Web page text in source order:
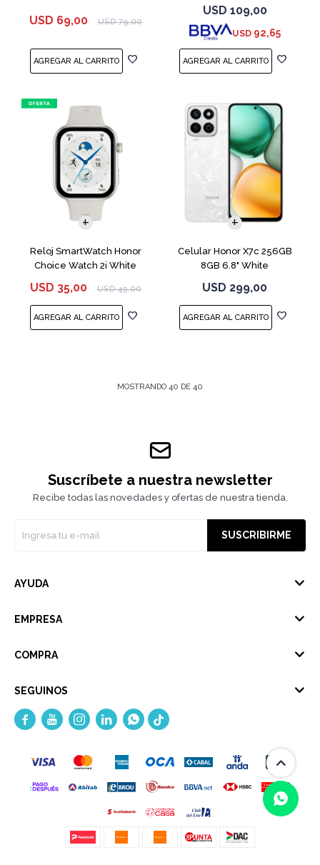
USD 69,00 USD 79,00
Machine White
USD 109,00
USD 92,65
Reloj SmartWatch Honor
Choice Watch 2i White
USD 35,00 USD 49,00
Celular Honor X7c 256GB
8GB 6.8" White
USD 299,00
COMPARAR
MOSTRANDO 40 DE 40
Suscríbete a nuestra newsletter
Recibe todas las novedades y ofertas de nuestra tienda.
SUSCRIBIRME
AYUDA
EMPRESA
COMPRA
SEGUINOS
    